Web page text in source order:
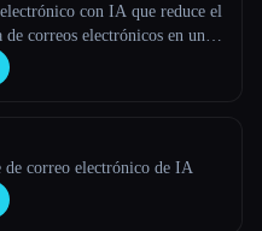
con IA que reduce el
correos electrónicos en un
electrónico y genera
ricas en contexto,
correo electrónico de IA